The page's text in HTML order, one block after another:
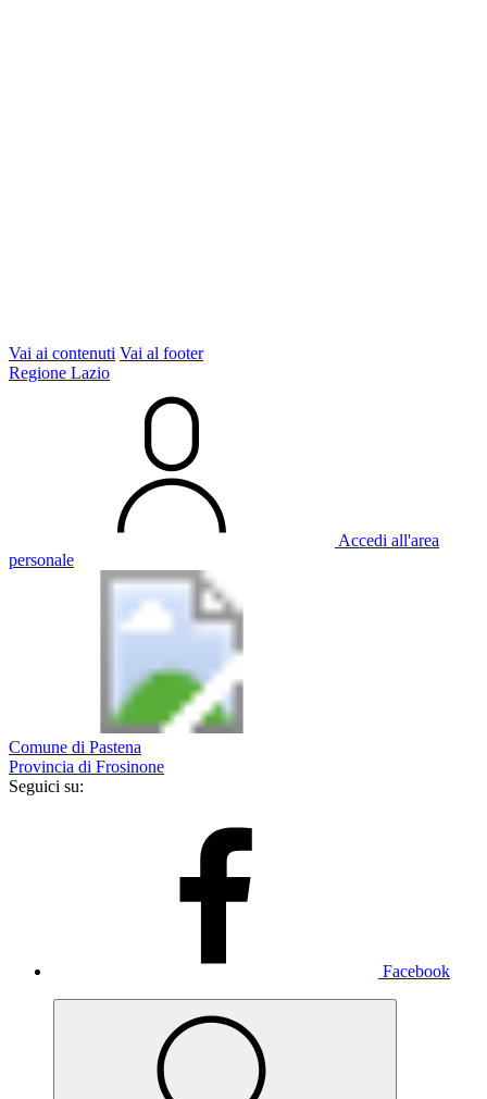
Vai ai contenuti Vai al footer
Regione Lazio
Accedi all'area
personale
Comune di Pastena
Provincia di Frosinone
Seguici su:
Facebook